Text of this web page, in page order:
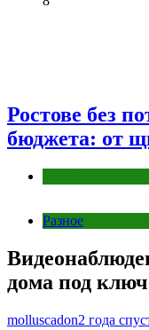
Ростове без
бюджета: от
Разное
дома под
molluscadon2 года